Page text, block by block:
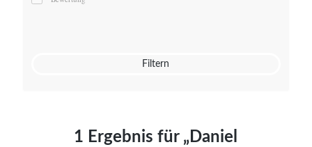
Mato von Vogelstein
Filtern
1 Ergebnis für „Daniel